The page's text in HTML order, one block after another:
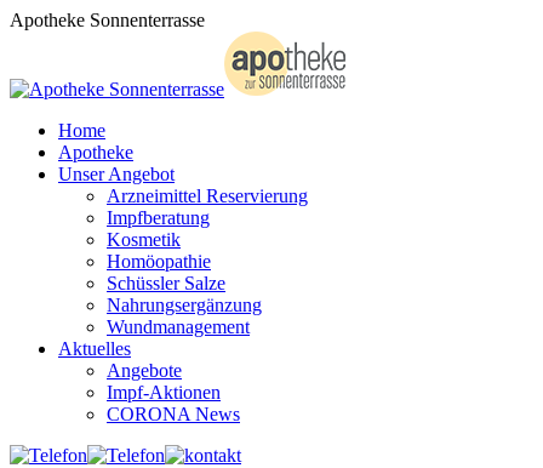
Zum
Apotheke Sonnenterrasse
Home
Apotheke
Unser Angebot
Arzneimittel Reservierung
Impfberatung
Kosmetik
Homöopathie
Schüssler Salze
Nahrungsergänzung
Wundmanagement
Aktuelles
Angebote
Impf-Aktionen
CORONA News